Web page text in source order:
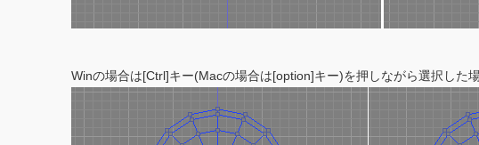
Winの場合は[Ctrl]キー(Macの場合は[option]キー)を押しながら選択した